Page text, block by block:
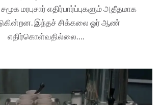
மரபுசார் எதிர்பார்ப்புகளும் அதீதமாக
இந்தச் சிக்கலை ஓர் ஆண்
எதிர்கொள்வதில்லை….